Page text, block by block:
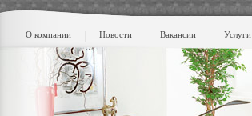
О компании Новости Вакансии Услуги